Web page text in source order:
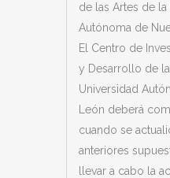
de las Artes de
Autónoma de
El Centro de
y Desarrollo de
Universidad
León deberá
cuando se
anteriores
llevar a cabo la